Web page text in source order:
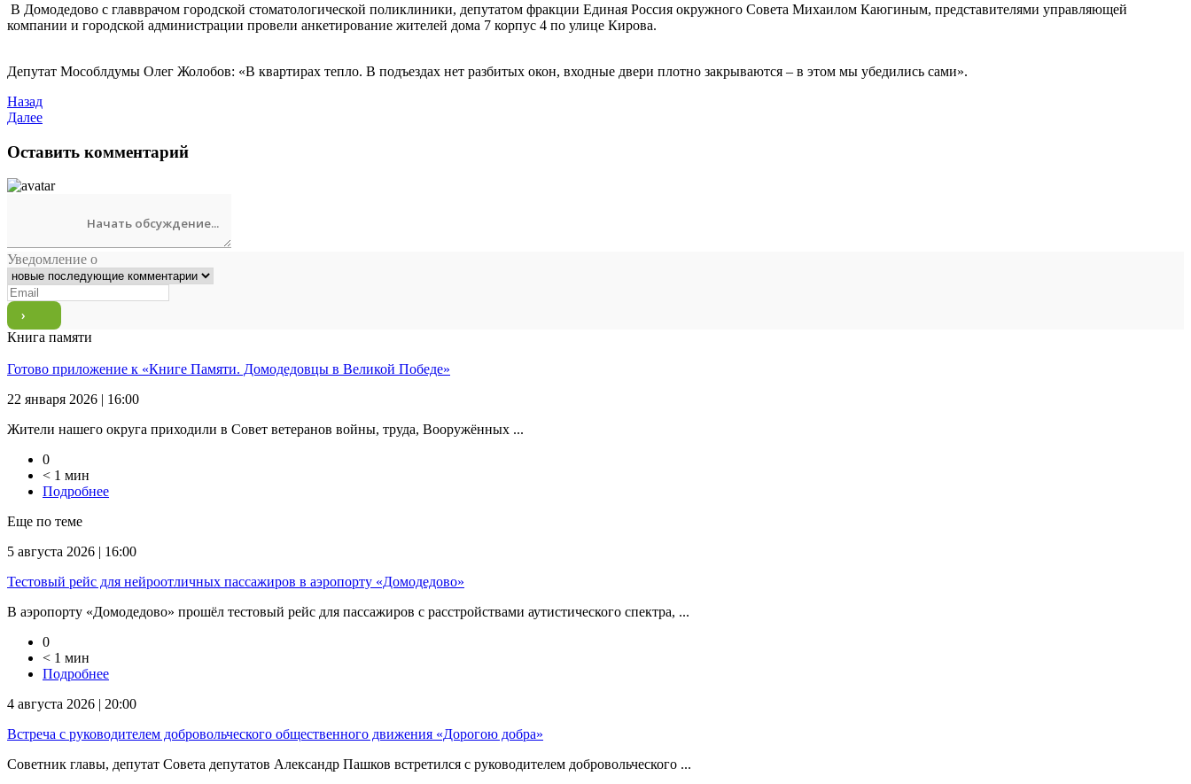
В Домодедово с главврачом городской стоматологической поликлиники, депутатом фракции Единая Россия окружного Совета Михаилом Каюгиным, представителями управляющей
компании и городской администрации провели анкетирование жителей дома 7 корпус 4 по улице Кирова.
Депутат Мособлдумы Олег Жолобов: «В квартирах тепло. В подъездах нет разбитых окон, входные двери плотно закрываются – в этом мы убедились сами».
Назад
Далее
Оставить комментарий
Уведомление о
Книга памяти
Готово приложение к «Книге Памяти. Домодедовцы в Великой Победе»
22 января 2026 | 16:00
Жители нашего округа приходили в Совет ветеранов войны, труда, Вооружённых ...
0
< 1 мин
Подробнее
Еще по теме
5 августа 2026 | 16:00
Тестовый рейс для нейроотличных пассажиров в аэропорту «Домодедово»
В аэропорту «Домодедово» прошёл тестовый рейс для пассажиров с расстройствами аутистического спектра, ...
0
< 1 мин
Подробнее
4 августа 2026 | 20:00
Встреча с руководителем добровольческого общественного движения «Дорогою добра»
Советник главы, депутат Совета депутатов Александр Пашков встретился с руководителем добровольческого ...